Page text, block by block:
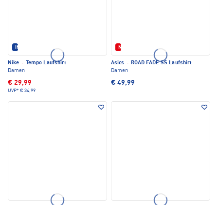
IM SET ERHÄLTLICH
Nike ·
Tempo Laufshirt
Damen
€ 29,99
UVP* € 34,99
Neu
Asics · ROAD FADE SS Laufshirt
Damen
€ 49,99